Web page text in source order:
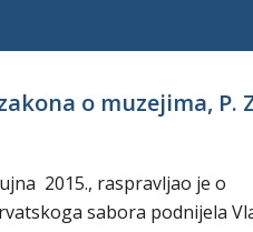
o muzejima, P.
2015., raspravljao je o
sabora podnijela